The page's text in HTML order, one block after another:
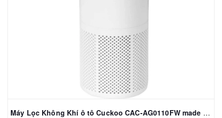
Máy Lọc Không Khí ô tô Cuckoo CAC-AG0110FW made in Korea